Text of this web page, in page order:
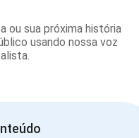
ou sua próxima história
usando nossa voz